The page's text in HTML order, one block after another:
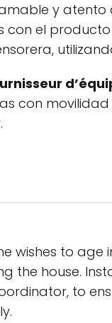
y
el
con
wishes to
the house.
to